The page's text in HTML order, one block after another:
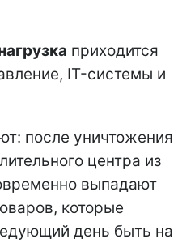
приходится
IT-системы и
после уничтожения
центра из
выпадают
которые
день быть на